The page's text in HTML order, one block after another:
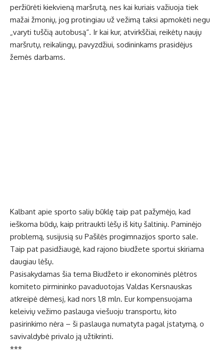
peržiūrėti kiekvieną maršrutą, nes kai kuriais važiuoja tiek
mažai žmonių, jog protingiau už vežimą taksi apmokėti negu
„varyti tuščią autobusą“. Ir kai kur, atvirkščiai, reikėtų naujų
maršrutų, reikalingų, pavyzdžiui, sodininkams prasidėjus
žemės darbams.
Kalbant apie sporto salių būklę taip pat pažymėjo, kad
ieškoma būdų, kaip pritraukti lėšų iš kitų šaltinių. Paminėjo
problemą, susijusią su Pašilės progimnazijos sporto sale.
Taip pat pasidžiaugė, kad rajono biudžete sportui skiriama
daugiau lėšų.
Pasisakydamas šia tema Biudžeto ir ekonominės plėtros
komiteto pirmininko pavaduotojas Valdas Kersnauskas
atkreipė dėmesį, kad nors 1,8 mln. Eur kompensuojama
keleivių vežimo paslauga viešuoju transportu, kito
pasirinkimo nėra – ši paslauga numatyta pagal įstatymą, o
savivaldybė privalo ją užtikrinti.
***